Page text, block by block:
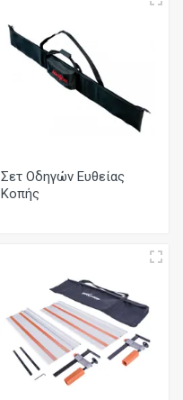
Σετ Οδηγών Ευθείας
Κοπής